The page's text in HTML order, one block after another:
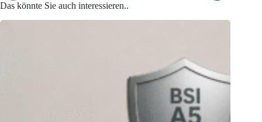
Das könnte Sie auch interessieren..